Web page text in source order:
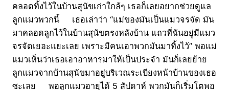
คลอดทิ้งไว้ในบ้านสุนัขเก่าใกล้ๆ เธอก็เลยอยากช่วยดูแล
ลูกแมวพวกนี้ เธอเล่าว่า “แม่ของมันเป็นแมวจรจัด มัน
มาคลอดลูกไว้ในบ้านสุนัขตรงหลังบ้าน แถวที่ฉันอยู่มีแมว
จรจัดเยอะแยะเลย เพราะมีคนเอาพวกมันมาทิ้งไว้” พอแม่
แมวเห็นว่าเธอเอาอาหารมาให้เป็นประจำ มันก็เลยย้าย
ลูกแมวจากบ้านสุนัขมาอยู่บริเวณระเบียงหน้าบ้านของเธอ
ซะเลย พอลูกแมวอายุได้ 5 สัปดาห์ พวกมันก็เริ่มโตพอ